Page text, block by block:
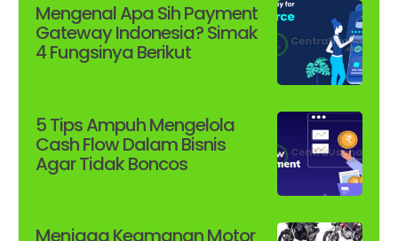
Mengenal Apa Sih Payment
Gateway Indonesia? Simak
4 Fungsinya Berikut
5 Tips Ampuh Mengelola
Cash Flow Dalam Bisnis
Agar Tidak Boncos